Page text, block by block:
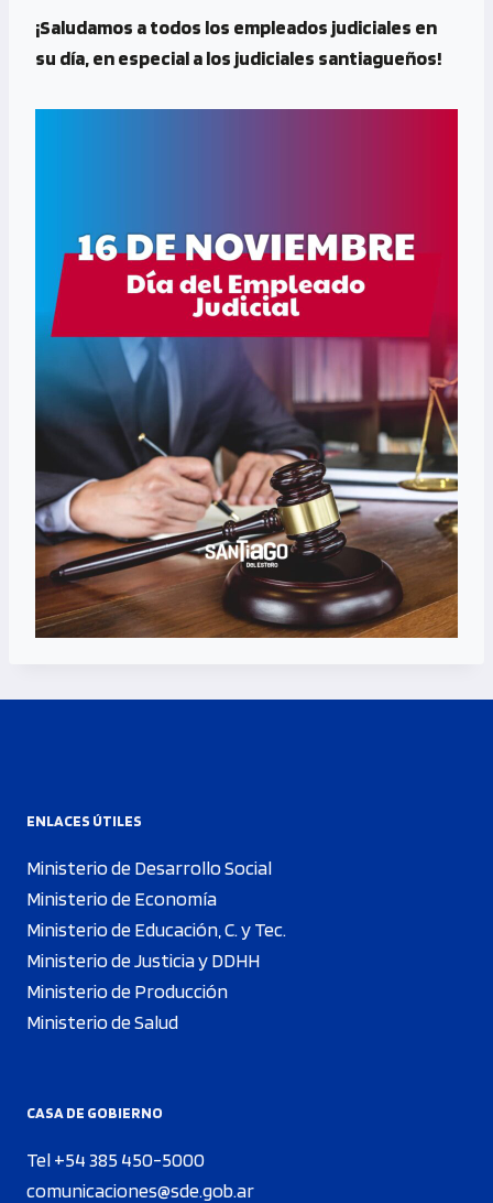
p
¡Saludamos a todos los empleados judiciales en
su día, en especial a los judiciales santiagueños!
ENLACES ÚTILES
Ministerio de Desarrollo Social
Ministerio de Economía
Ministerio de Educación, C. y Tec.
Ministerio de Justicia y DDHH
Ministerio de Producción
Ministerio de Salud
CASA DE GOBIERNO
Tel +54 385 450-5000
comunicaciones@sde.gob.ar